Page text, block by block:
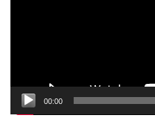
00:00